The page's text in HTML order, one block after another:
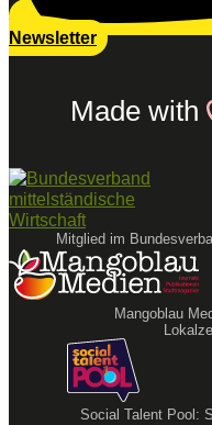
Newsletter
Made with
Mitglied im
Mangoblau
Social Talent Pool: